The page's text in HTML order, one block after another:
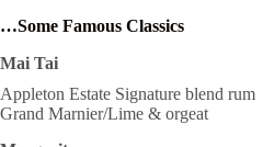
…Some Famous Classics
Mai Tai
Appleton Estate Signature blend rum
Grand Marnier/Lime & orgeat